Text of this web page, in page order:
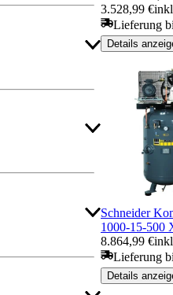
3.528,99 €
Lieferung
Details
Schneider
1000-15-500
8.864,99 €
Lieferung
Details